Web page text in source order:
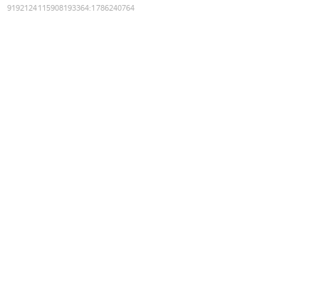
9192124115908193364:1786240764